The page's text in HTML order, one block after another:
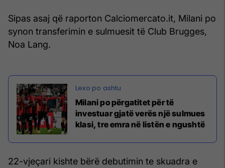
Sipas asaj që raporton Calciomercato.it, Milani po
synon transferimin e sulmuesit të Club Brugges,
Noa Lang.
Milani po përgatitet për të
investuar gjatë verës një sulmues
klasi, tre emra në listën e ngushtë
22-vjeçari kishte bërë debutimin te skuadra e